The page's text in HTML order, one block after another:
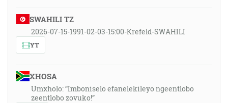
SWAHILI TZ
2026-07-15-1991-02-03-15:00-Krefeld-SWAHILI
YT
XHOSA
Umxholo: “Imboniselo efanelekileyo ngeentlobo
zeentlobo zovuko!”